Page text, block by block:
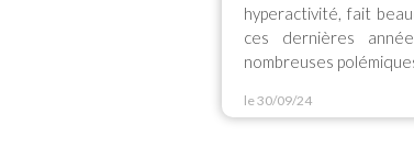
hyperactivité, fait
ces dernières
nombreuses
le 30/09/24